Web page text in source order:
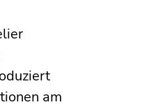
am